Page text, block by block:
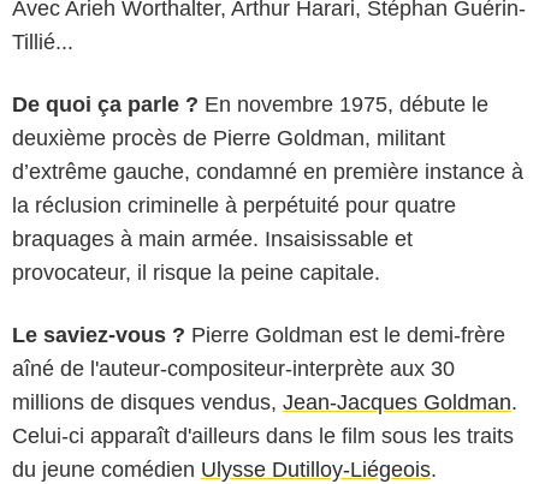
Avec Arieh Worthalter, Arthur Harari, Stéphan Guérin-
Tillié...
De quoi ça parle ? En novembre 1975, débute le
deuxième procès de Pierre Goldman, militant
d’extrême gauche, condamné en première instance à
la réclusion criminelle à perpétuité pour quatre
braquages à main armée. Insaisissable et
provocateur, il risque la peine capitale.
Le saviez-vous ? Pierre Goldman est le demi-frère
aîné de l'auteur-compositeur-interprète aux 30
millions de disques vendus, Jean-Jacques Goldman.
Celui-ci apparaît d'ailleurs dans le film sous les traits
du jeune comédien Ulysse Dutilloy-Liégeois.